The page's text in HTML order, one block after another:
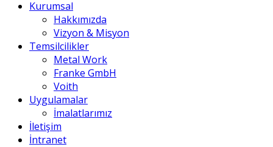
Kurumsal
Hakkımızda
Vizyon & Misyon
Temsilcilikler
Metal Work
Franke GmbH
Voith
Uygulamalar
İmalatlarımız
İletişim
İntranet